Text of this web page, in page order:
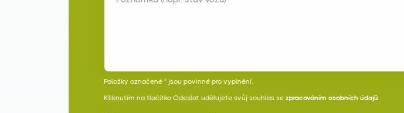
Položky označené * jsou povinné pro vyplnění.
Kliknutím na tlačítko Odeslat udělujete svůj souhlas se zpracováním osobních údajů.